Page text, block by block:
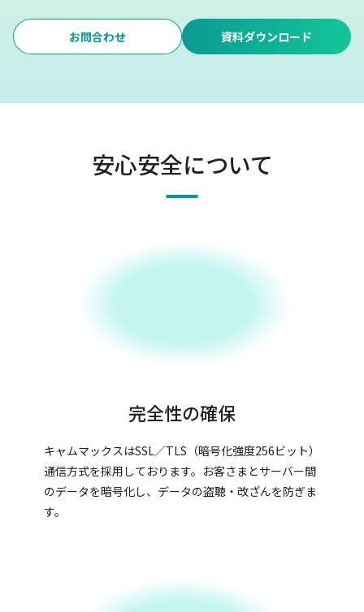
お問合わせ 資料ダウンロード
安心安全について
完全性の確保
キャムマックスはSSL／TLS（暗号化強度256ビット）
通信方式を採用しております。お客さまとサーバー間
のデータを暗号化し、データの盗聴・改ざんを防ぎま
す。